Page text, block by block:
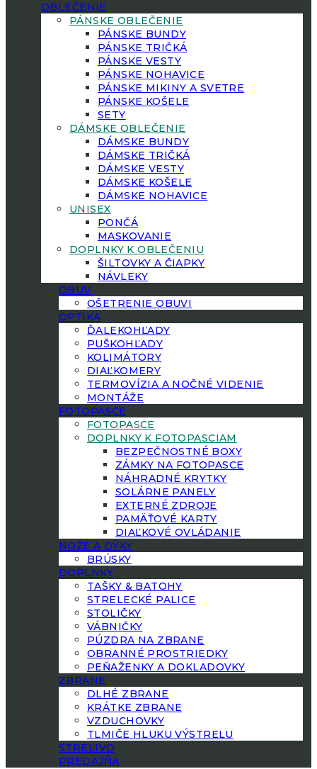
OBLEČENIE
PÁNSKE OBLEČENIE
PÁNSKE BUNDY
PÁNSKE TRIČKÁ
PÁNSKE VESTY
PÁNSKE NOHAVICE
PÁNSKE MIKINY A SVETRE
PÁNSKE KOŠELE
SETY
DÁMSKE OBLEČENIE
DÁMSKE BUNDY
DÁMSKE TRIČKÁ
DÁMSKE VESTY
DÁMSKE KOŠELE
DÁMSKE NOHAVICE
UNISEX
PONČÁ
MASKOVANIE
DOPLNKY K OBLEČENIU
ŠILTOVKY A ČIAPKY
NÁVLEKY
OBUV
OŠETRENIE OBUVI
OPTIKA
ĎALEKOHĽADY
PUŠKOHĽADY
KOLIMÁTORY
DIAĽKOMERY
TERMOVÍZIA A NOČNÉ VIDENIE
MONTÁŽE
FOTOPASCE
FOTOPASCE
DOPLNKY K FOTOPASCIAM
BEZPEČNOSTNÉ BOXY
ZÁMKY NA FOTOPASCE
NÁHRADNÉ KRYTKY
SOLÁRNE PANELY
EXTERNÉ ZDROJE
PAMÄŤOVÉ KARTY
DIAĽKOVÉ OVLÁDANIE
NOŽE A DÝKY
BRÚSKY
DOPLNKY
TAŠKY & BATOHY
STRELECKÉ PALICE
STOLIČKY
VÁBNIČKY
PÚZDRA NA ZBRANE
OBRANNÉ PROSTRIEDKY
PEŇAŽENKY A DOKLADOVKY
ZBRANE
DLHÉ ZBRANE
KRÁTKE ZBRANE
VZDUCHOVKY
TLMIČE HLUKU VÝSTRELU
STRELIVO
PREDAJŇA